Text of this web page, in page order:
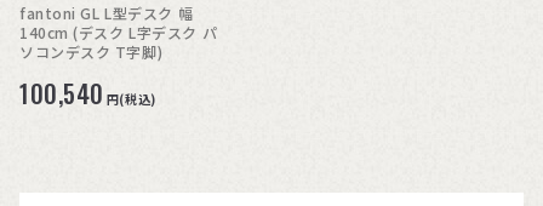
fantoni GL L型デスク 幅
140cm (デスク L字デスク パ
ソコンデスク T字脚)
100,540 円(税込)